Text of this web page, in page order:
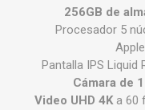
256GB de
Procesador 5
Pantalla IPS Liquid
Cámara de
Video UHD 4Ka 60